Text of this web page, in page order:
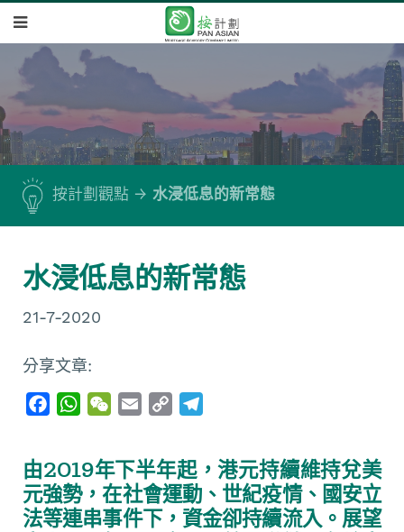
按計劃觀點 水浸低息的新常態
水浸低息的新常態
21-7-2020
分享文章:
e
b
o
W
t
s
A
W
h
a
t
i
l
y
L
i
e
g
r
由2019年下半年起，港元持續維持兌美
元強勢，在社會運動、世紀疫情、國安立
法等連串事件下，資金卻持續流入。展望